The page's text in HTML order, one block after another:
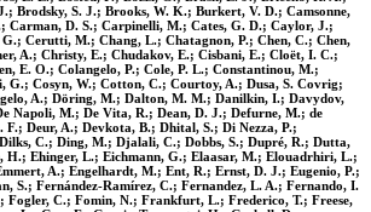
Brodsky, S. J.; Brooks, W. K.; Burkert, V. D.; Camsonne,
Carman, D. S.; Carpinelli, M.; Cates, G. D.; Caylor, J.;
Cerutti, M.; Chang, L.; Chatagnon, P.; Chen, C.; Chen,
A.; Christy, E.; Chudakov, E.; Cisbani, E.; Cloët, I. C.;
E. O.; Colangelo, P.; Cole, P. L.; Constantinou, M.;
G.; Cosyn, W.; Cotton, C.; Courtoy, A.; Dusa, S. Covrig;
A.; Döring, M.; Dalton, M. M.; Danilkin, I.; Davydov,
Napoli, M.; De Vita, R.; Dean, D. J.; Defurne, M.; de
F.; Deur, A.; Devkota, B.; Dhital, S.; Di Nezza, P.;
C.; Ding, M.; Djalali, C.; Dobbs, S.; Dupré, R.; Dutta,
H.; Ehinger, L.; Eichmann, G.; Elaasar, M.; Elouadrhiri, L.;
A.; Engelhardt, M.; Ent, R.; Ernst, D. J.; Eugenio, P.;
S.; Fernández-Ramírez, C.; Fernandez, L. A.; Fernando, I.
Fogler, C.; Fomin, N.; Frankfurt, L.; Frederico, T.; Freese,